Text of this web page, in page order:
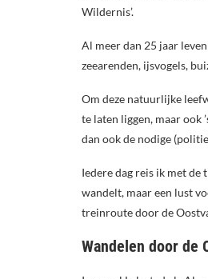
Wildernis’.
Al meer dan 25 jaar
zeearenden, ijsvogels,
Om deze natuurlijke
te laten liggen, maar ook
dan ook de nodige
Iedere dag reis ik met
wandelt, maar een lust
treinroute door de
Wandelen door de